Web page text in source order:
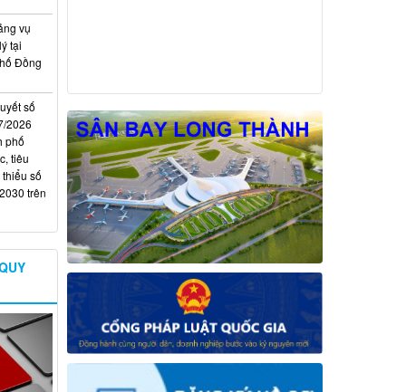
vụ
tại
Đồng
số
2026
phố
tiêu
số
trên